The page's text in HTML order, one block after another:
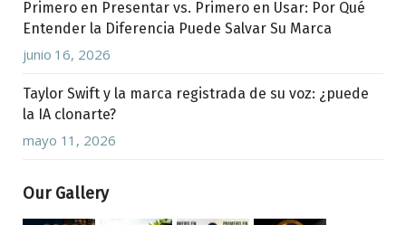
Primero en Presentar vs. Primero en Usar: Por Qué
Entender la Diferencia Puede Salvar Su Marca
junio 16, 2026
Taylor Swift y la marca registrada de su voz: ¿puede
la IA clonarte?
mayo 11, 2026
Our Gallery